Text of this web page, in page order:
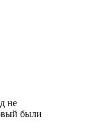
не
были